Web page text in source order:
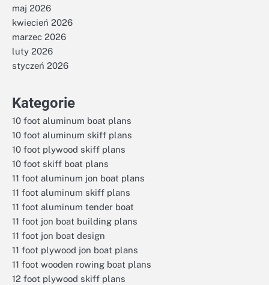
maj 2026
kwiecień 2026
marzec 2026
luty 2026
styczeń 2026
Kategorie
10 foot aluminum boat plans
10 foot aluminum skiff plans
10 foot plywood skiff plans
10 foot skiff boat plans
11 foot aluminum jon boat plans
11 foot aluminum skiff plans
11 foot aluminum tender boat
11 foot jon boat building plans
11 foot jon boat design
11 foot plywood jon boat plans
11 foot wooden rowing boat plans
12 foot plywood skiff plans